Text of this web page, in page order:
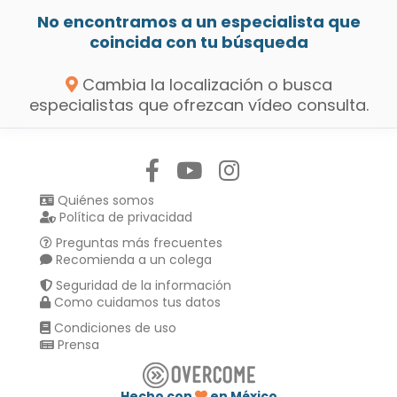
No encontramos a un especialista que
coincida con tu búsqueda
Cambia la localización o busca
especialistas que ofrezcan vídeo consulta.
Quiénes somos
Política de privacidad
Preguntas más frecuentes
Recomienda a un colega
Seguridad de la información
Como cuidamos tus datos
Condiciones de uso
Prensa